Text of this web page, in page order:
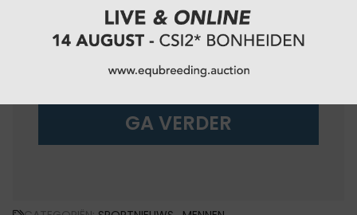
van equnews
Onbeperkt toegang tot de trainingen van
equitube
Onbeperkt toegang tot alle videocontent
GA VERDER